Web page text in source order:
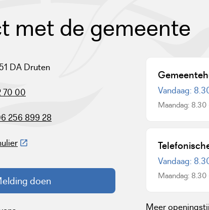
met de gemeente
DA Druten
70 00
256 899 28
(Deze link gaat naar een externe website)
doen
Vandaag:
Maandag:
Vandaag:
Maandag:
Meer